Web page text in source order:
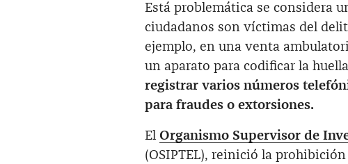
Está problemática se considera
ciudadanos son víctimas del
ejemplo, en una venta
un aparato para codificar la
registrar varios números
para fraudes o extorsiones.
El Organismo Supervisor de
(OSIPTEL), reinició la